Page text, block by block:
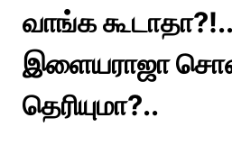
Reviews
Story
வாங்க கூடாதா?!..
இளையராஜா
தெரியுமா?..